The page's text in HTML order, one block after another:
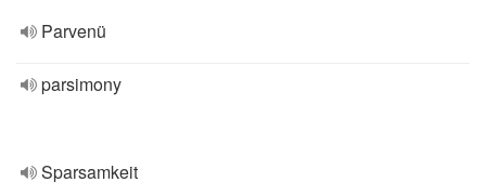
Parvenü
parsimony
Sparsamkeit